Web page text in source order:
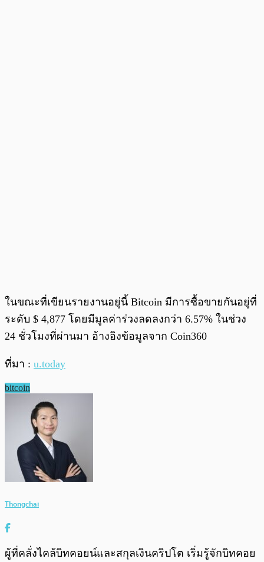
ในขณะที่เขียนรายงานอยู่นี้ Bitcoin มีการซื้อขายกันอยู่ที่
ระดับ $ 4,877 โดยมีมูลค่าร่วงลดลงกว่า 6.57% ในช่วง
24 ชั่วโมงที่ผ่านมา อ้างอิงข้อมูลจาก Coin360
ที่มา : u.today
bitcoin
Thongchai
ผู้ที่คลั่งไคล้บิทคอยน์และสกุลเงินคริปโต เริ่มรู้จักบิทคอย